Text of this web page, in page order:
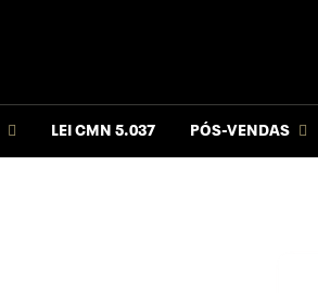
LEI CMN 5.037 PÓS-VENDAS